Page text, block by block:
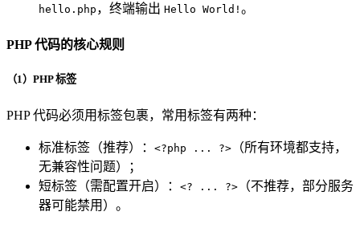
hello.php ，终端输出 Hello World! 。
PHP 代码的核心规则
（1）PHP 标签
PHP 代码必须用标签包裹，常用标签有两种：
标准标签（推荐）： <?php ... ?> （所有环境都支持，
无兼容性问题）；
短标签（需配置开启）： <? ... ?> （不推荐，部分服务
器可能禁用）。